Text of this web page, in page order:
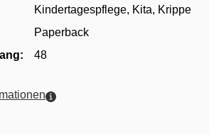
Kindertagespflege, Kita, Krippe
Paperback
48